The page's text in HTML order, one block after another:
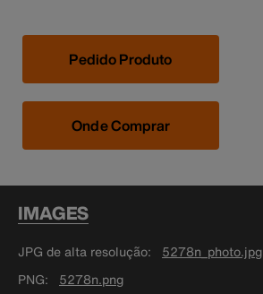
Pedido Produto
Onde Comprar
IMAGES
JPG de alta resolução
5278n_photo.jpg
PNG
5278n.png